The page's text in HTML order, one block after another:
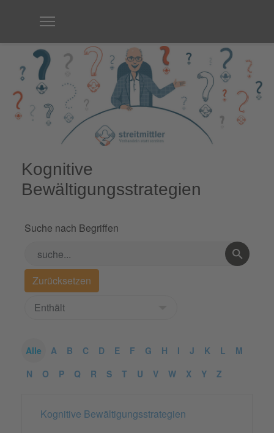
Kognitive
Bewältigungsstrategien
Suche nach Begriffen
Alle A B C D E F G H I J K L
M
N
O P Q R S T U V W X Y Z
Kognitive Bewältigungsstrategien